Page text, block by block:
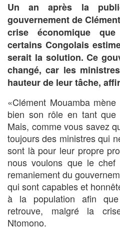
Un an après la
gouvernement de
crise économique
certains Congolais
serait la solution. Ce
changé, car les
hauteur de leur tâche,
«Clément Mouamba
bien son rôle en tant que
Mais, comme vous savez
toujours des ministres qui
sont là pour leur propre
nous voulons que le
remaniement du
qui sont capables et
à la population afin
retrouve, malgré la
Ntomono.